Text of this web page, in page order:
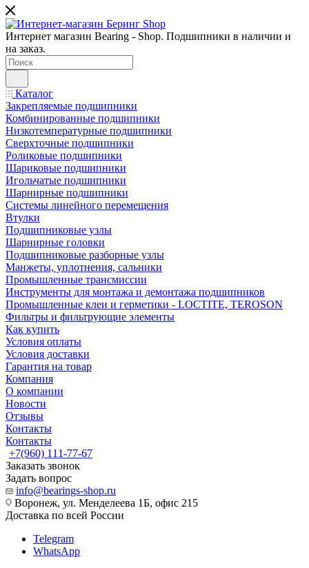
Интернет магазин Bearing - Shop. Подшипники в наличии и
на заказ.
Каталог
Закрепляемые подшипники
Комбинированные подшипники
Низкотемпературные подшипники
Сверхточные подшипники
Роликовые подшипники
Шариковые подшипники
Игольчатые подшипники
Шарнирные подшипники
Системы линейного перемещения
Втулки
Подшипниковые узлы
Шарнирные головки
Подшипниковые разборные узлы
Манжеты, уплотнения, сальники
Промышленные трансмиссии
Инструменты для монтажа и демонтажа подшипников
Промышленные клеи и герметики - LOCTITE, TEROSON
Фильтры и фильтрующие элементы
Как купить
Условия оплаты
Условия доставки
Гарантия на товар
Компания
О компании
Новости
Отзывы
Контакты
Контакты
+7(960) 111-77-67
Заказать звонок
Задать вопрос
info@bearings-shop.ru
Воронеж, ул. Менделеева 1Б, офис 215
Доставка по всей России
Telegram
WhatsApp